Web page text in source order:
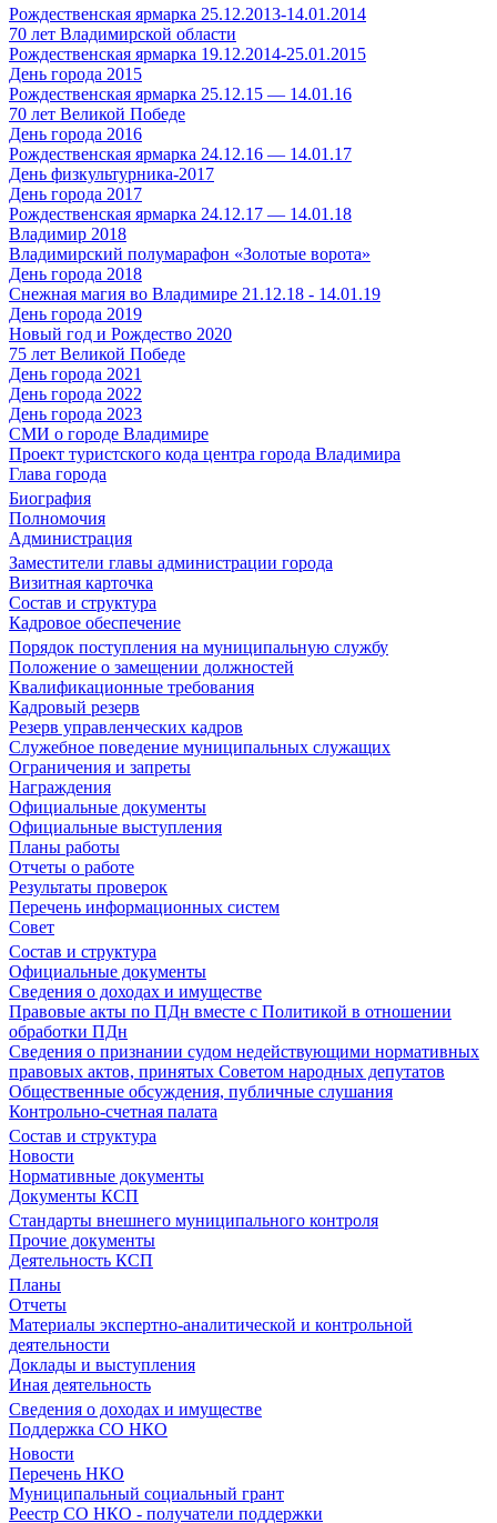
Рождественская ярмарка 25.12.2013-14.01.2014
70 лет Владимирской области
Рождественская ярмарка 19.12.2014-25.01.2015
День города 2015
Рождественская ярмарка 25.12.15 — 14.01.16
70 лет Великой Победе
День города 2016
Рождественская ярмарка 24.12.16 — 14.01.17
День физкультурника-2017
День города 2017
Рождественская ярмарка 24.12.17 — 14.01.18
Владимир 2018
Владимирский полумарафон «Золотые ворота»
День города 2018
Снежная магия во Владимире 21.12.18 - 14.01.19
День города 2019
Новый год и Рождество 2020
75 лет Великой Победе
День города 2021
День города 2022
День города 2023
СМИ о городе Владимире
Проект туристского кода центра города Владимира
Глава города
Биография
Полномочия
Администрация
Заместители главы администрации города
Визитная карточка
Состав и структура
Кадровое обеспечение
Порядок поступления на муниципальную службу
Положение о замещении должностей
Квалификационные требования
Кадровый резерв
Резерв управленческих кадров
Служебное поведение муниципальных служащих
Ограничения и запреты
Награждения
Официальные документы
Официальные выступления
Планы работы
Отчеты о работе
Результаты проверок
Перечень информационных систем
Совет
Состав и структура
Официальные документы
Сведения о доходах и имуществе
Правовые акты по ПДн вместе с Политикой в отношении
обработки ПДн
Сведения о признании судом недействующими нормативных
правовых актов, принятых Советом народных депутатов
Общественные обсуждения, публичные слушания
Контрольно-счетная палата
Состав и структура
Новости
Нормативные документы
Документы КСП
Стандарты внешнего муниципального контроля
Прочие документы
Деятельность КСП
Планы
Отчеты
Материалы экспертно-аналитической и контрольной
деятельности
Доклады и выступления
Иная деятельность
Сведения о доходах и имуществе
Поддержка СО НКО
Новости
Перечень НКО
Муниципальный социальный грант
Реестр СО НКО - получатели поддержки